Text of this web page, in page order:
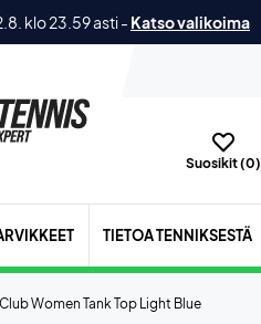
klo 23.59 asti- Katso valikoima
Suosikit (0)
TIETOA TENNIKSESTÄ
Women Tank Top Light Blue